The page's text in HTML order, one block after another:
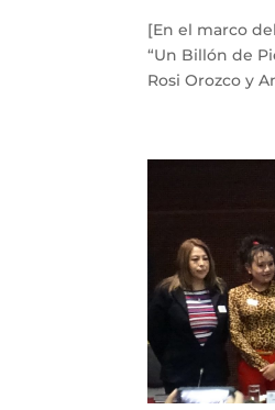
[En el marco
“Un Billón de
Rosi Orozco y